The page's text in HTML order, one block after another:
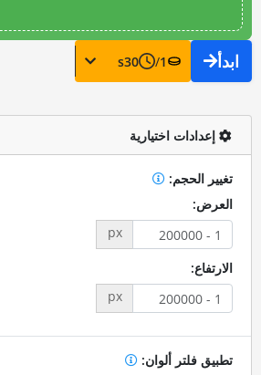
ابدأ 1
/
30
s
إعدادات اختيارية
تغيير الحجم:
العرض:
px
الارتفاع:
px
تطبيق فلتر ألوان: